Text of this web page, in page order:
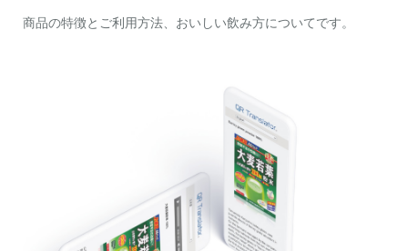
商品の特徴とご利用方法、おいしい飲み方についてです。